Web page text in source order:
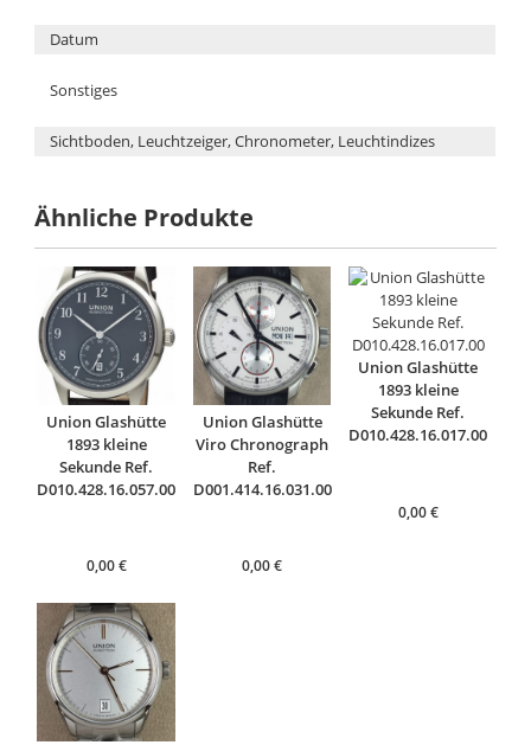
Datum
Sonstiges
Sichtboden, Leuchtzeiger, Chronometer, Leuchtindizes
Ähnliche Produkte
Union Glashütte
1893 kleine
Sekunde Ref.
D010.428.16.057.00
0,00€
Union Glashütte
Viro Chronograph
Ref.
D001.414.16.031.00
0,00€
Union Glashütte
1893 kleine
Sekunde Ref.
D010.428.16.017.00
0,00€